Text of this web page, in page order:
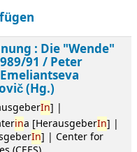
: Die "Wende"
91 /Peter
(Hg.)
In] |
ina [HerausgeberIn] |
In] | Center for